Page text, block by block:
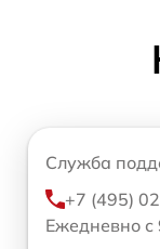
Служба
+7 (495)
Ежедневно с